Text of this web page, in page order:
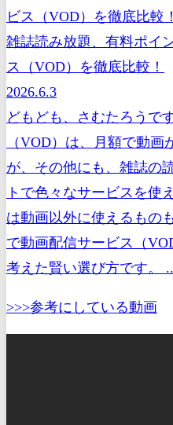
雑誌読み放題、有料ポイ
ス（VOD）を徹底比較！
2026.6.3
どもども、さむたろうで
（VOD）は、月額で動
が、その他にも、雑誌の
トで色々なサービスを使
は動画以外に使えるもの
で動画配信サービス（
考えた賢い選び方です。
>>>参考にしている動画